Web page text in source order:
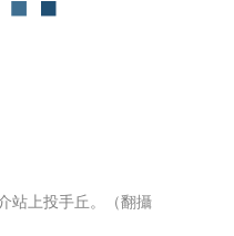
站上投手丘。（翻攝